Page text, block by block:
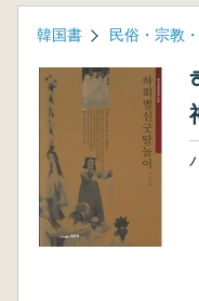
韓国書 民俗・宗教